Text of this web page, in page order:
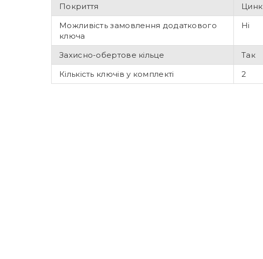
Покриття
Цинк
Можливість замовлення додаткового
ключа
Ні
Захисно-обертове кільце
Так
Кількість ключів у комплекті
2